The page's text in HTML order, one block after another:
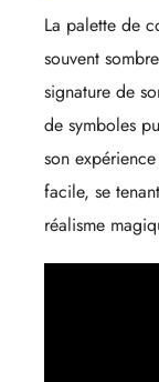
La palette de
souvent
signature de
de symboles
son
facile, se
réalisme